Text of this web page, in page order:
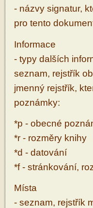
- názvy signatur,
pro tento
Informace
- typy dalších
seznam, rejstřík
jmenný rejstřík,
poznámky:
*p - obecné
*r - rozměry knihy
*d - datování
*f - stránkování,
Místa
- seznam, rejstřík